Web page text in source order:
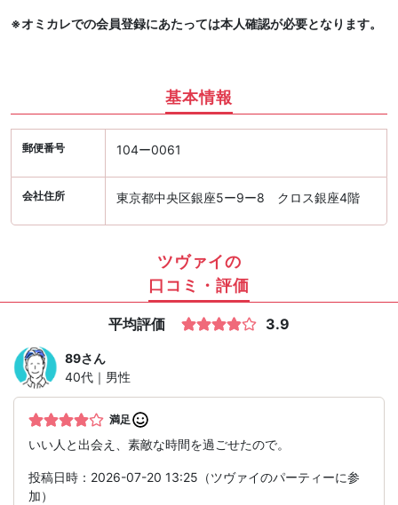
※オミカレでの会員登録にあたっては本人確認が必要となります。
基本情報
郵便番号 104ー0061
会社住所 東京都中央区銀座5ー9ー8 クロス銀座4階
ツヴァイの
口コミ・評価
平均評価 3.9
89さん
40代｜男性
満足
いい人と出会え、素敵な時間を過ごせたので。
投稿日時：2026-07-20 13:25（ツヴァイのパーティーに参
加）